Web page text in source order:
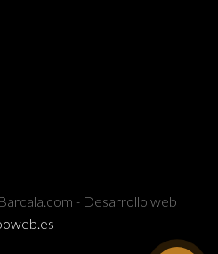
- Desarrollo web